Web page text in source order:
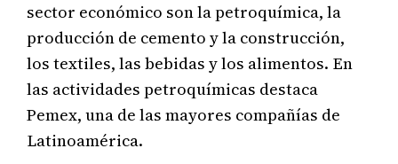
sector económico son la petroquímica, la
producción de cemento y la construcción,
los textiles, las bebidas y los alimentos. En
las actividades petroquímicas destaca
Pemex, una de las mayores compañías de
Latinoamérica.